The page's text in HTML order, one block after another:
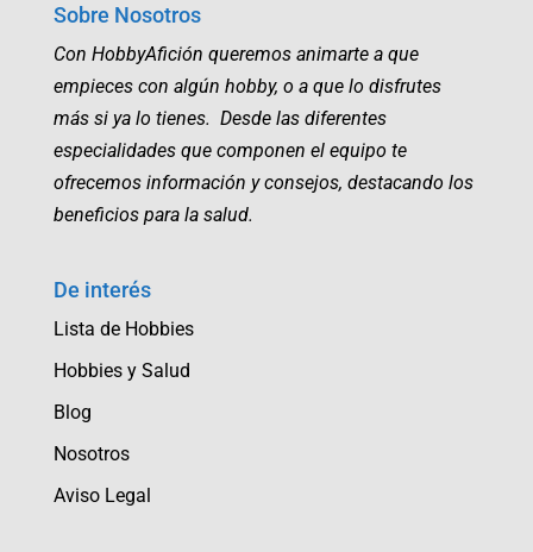
Sobre Nosotros
Con HobbyAfición queremos animarte a que
empieces con algún hobby, o a que lo disfrutes
más si ya lo tienes. Desde las diferentes
especialidades que componen el equipo te
ofrecemos información y consejos, destacando los
beneficios para la salud.
De interés
Lista de Hobbies
Hobbies y Salud
Blog
Nosotros
Aviso Legal